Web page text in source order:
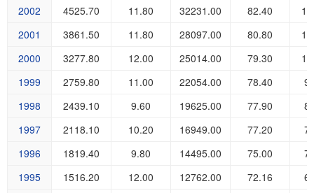
2002
4525.70 11.80 32231.00 82.40
2001
3861.50 11.80 28097.00 80.80
2000
3277.80 12.00 25014.00 79.30
1999
2759.80 11.00 22054.00 78.40
1998
2439.10 9.60 19625.00 77.90
1997
2118.10 10.20 16949.00 77.20
1996
1819.40 9.80 14495.00 75.00
1995
1516.20 12.00 12762.00 72.16